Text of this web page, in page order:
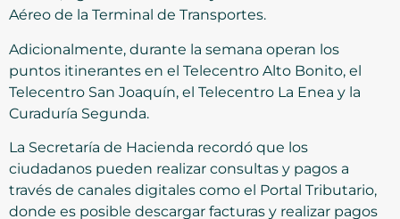
Aéreo de la Terminal de Transportes.
Adicionalmente, durante la semana operan los
puntos itinerantes en el Telecentro Alto Bonito, el
Telecentro San Joaquín, el Telecentro La Enea y la
Curaduría Segunda.
La Secretaría de Hacienda recordó que los
ciudadanos pueden realizar consultas y pagos a
través de canales digitales como el Portal Tributario,
donde es posible descargar facturas y realizar pagos